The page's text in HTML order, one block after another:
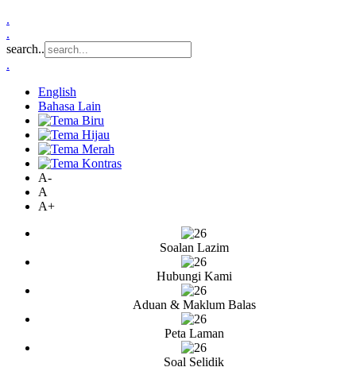
.
.
search..
.
English
Bahasa Lain
A-
A
A+
Soalan Lazim
Hubungi Kami
Aduan & Maklum Balas
Peta Laman
Soal Selidik